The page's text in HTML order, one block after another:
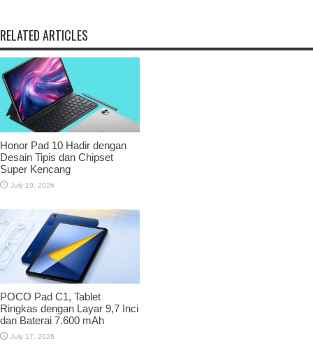
RELATED ARTICLES
Honor Pad 10 Hadir dengan
Desain Tipis dan Chipset
Super Kencang
July 19, 2026
POCO Pad C1, Tablet
Ringkas dengan Layar 9,7 Inci
dan Baterai 7.600 mAh
July 17, 2026